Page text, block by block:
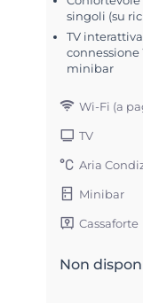
singoli (su
TV
connessione
minibar
Wi-Fi (a
TV
Aria
Minibar
Cassaforte
Non